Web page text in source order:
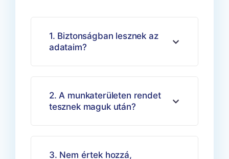
1. Biztonságban lesznek az
adataim?
2. A munkaterületen rendet
tesznek maguk után?
3. Nem értek hozzá,